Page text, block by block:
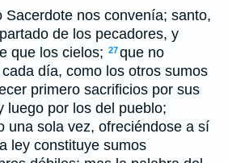
Sacerdote nos convenía; santo,
de los pecadores, y
que los cielos; 27que no
día, como los otros sumos
primero sacrificios por sus
luego por los del pueblo;
una sola vez, ofreciéndose a sí
ley constituye sumos